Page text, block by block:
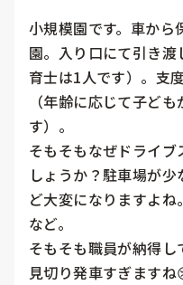
小規模園です。車から
園。入り口にて引き
育士は1人です）。支
（年齢に応じて子ど
す）。
そもそもなぜドライ
しょうか？駐車場が
ど大変になりますよね
など。
そもそも職員が納得し
見切り発車すぎますね